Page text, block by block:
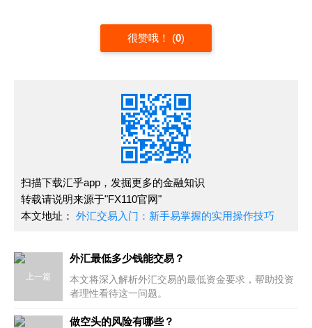
很赞哦！ (0)
扫描下载汇乎app，发掘更多的金融知识
转载请说明来源于"FX110官网"
本文地址： 外汇交易入门：新手易掌握的实用操作技巧
上一篇
外汇最低多少钱能交易？
本文将深入解析外汇交易的最低资金要求，帮助投资
者理性看待这一问题。
做空头的风险有哪些？